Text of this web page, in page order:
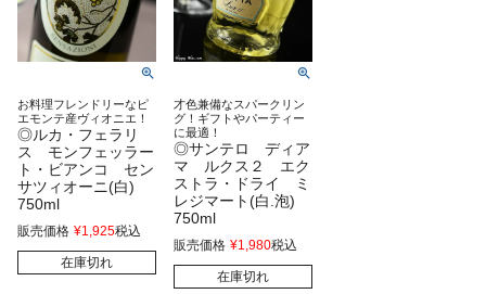
お料理フレンドリーなピ
エモンテ産ヴィオニエ！
◎ルカ・フェラリ
ス モンフェッラー
ト・ビアンコ セン
サツィオーニ(白)
750ml
販売価格 ¥1,925税込
在庫切れ
才色兼備なスパークリン
グ！ギフトやパーティー
に最適！
◎サンテロ ディア
マ ルクス２ エク
ストラ・ドライ ミ
レジマート(白.泡)
750ml
販売価格 ¥1,980税込
在庫切れ